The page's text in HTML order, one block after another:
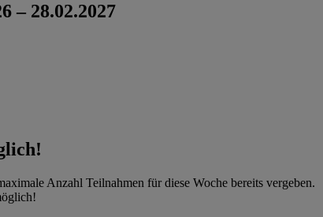
– 28.02.2027
Anzahl Teilnahmen für diese Woche bereits vergeben.